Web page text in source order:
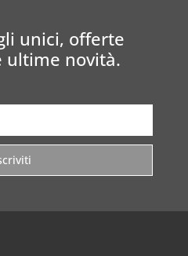
unici, offerte
ultime novità.